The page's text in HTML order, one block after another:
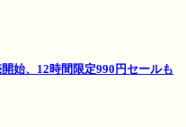
始、12時間限定990円セールも